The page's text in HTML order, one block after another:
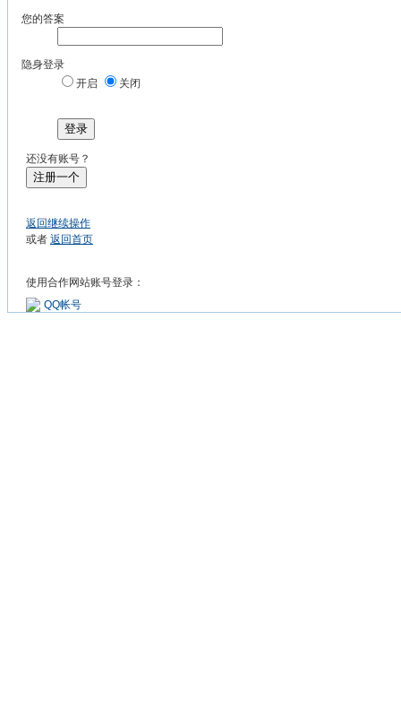
您的答案
隐身登录
开启
关闭
登录
还没有账号？
注册一个
返回继续操作
或者 返回首页
使用合作网站账号登录：
QQ帐号